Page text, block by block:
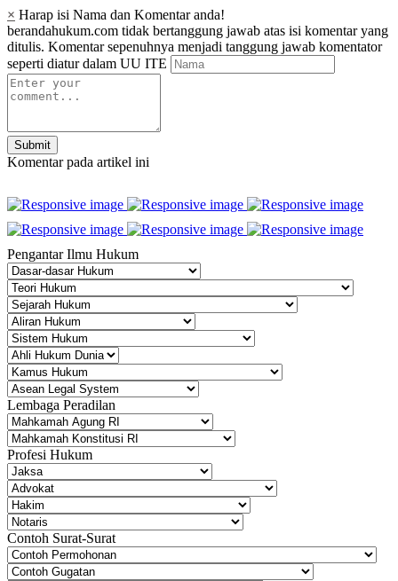
× Harap isi Nama dan Komentar anda!
berandahukum.com tidak bertanggung jawab atas isi komentar yang
ditulis. Komentar sepenuhnya menjadi tanggung jawab komentator
seperti diatur dalam UU ITE
Submit
Komentar pada artikel ini
Pengantar Ilmu Hukum
Lembaga Peradilan
Profesi Hukum
Contoh Surat-Surat